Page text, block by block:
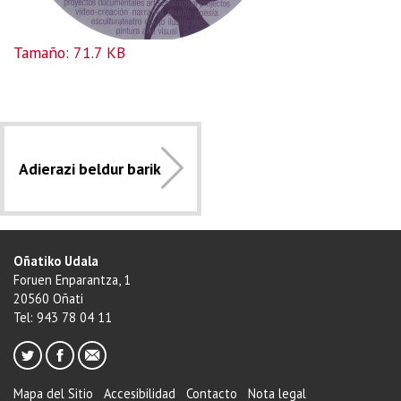
Haga clic aquí para ver la imagen a tamaño completo…
Tamaño: 71.7 KB
Adierazi beldur barik
Oñatiko Udala
Foruen Enparantza, 1
20560 Oñati
Tel: 943 78 04 11
Mapa del Sitio Accesibilidad Contacto Nota legal